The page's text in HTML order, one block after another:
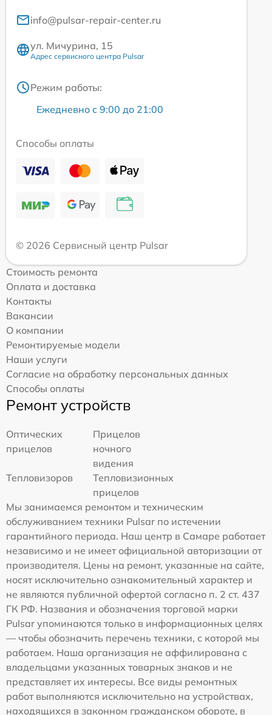
info@pulsar-repair-center.ru
ул. Мичурина, 15
Адрес сервисного центра Pulsar
Режим работы:
Ежедневно с 9:00 до 21:00
Способы оплаты
© 2026 Сервисный центр Pulsar
Стоимость ремонта
Оплата и доставка
Контакты
Вакансии
О компании
Ремонтируемые модели
Наши услуги
Согласие на обработку персональных данных
Способы оплаты
Ремонт устройств
Оптических
прицелов
Прицелов
ночного
видения
Тепловизоров
Тепловизионных
прицелов
Мы занимаемся ремонтом и техническим
обслуживанием техники Pulsar по истечении
гарантийного периода. Наш центр в Самаре работает
независимо и не имеет официальной авторизации от
производителя. Цены на ремонт, указанные на сайте,
носят исключительно ознакомительный характер и
не являются публичной офертой согласно п. 2 ст. 437
ГК РФ. Названия и обозначения торговой марки
Pulsar упоминаются только в информационных целях
— чтобы обозначить перечень техники, с которой мы
работаем. Наша организация не аффилирована с
владельцами указанных товарных знаков и не
представляет их интересы. Все виды ремонтных
работ выполняются исключительно на устройствах,
находящихся в законном гражданском обороте, в